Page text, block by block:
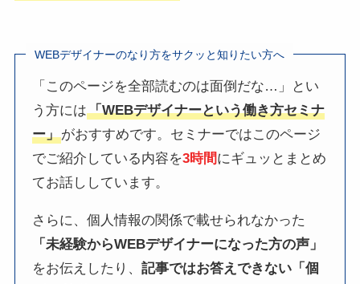
WEBデザイナーのなり方をサクッと知りたい方へ
「このページを全部読むのは面倒だな…」とい
う方には「WEBデザイナーという働き方セミナ
ー」がおすすめです。セミナーではこのページ
でご紹介している内容を3時間にギュッとまとめ
てお話ししています。
さらに、個人情報の関係で載せられなかった
「未経験からWEBデザイナーになった方の声」
をお伝えしたり、記事ではお答えできない「個